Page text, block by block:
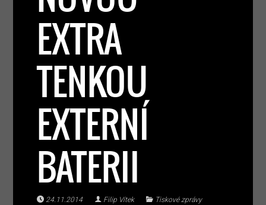
EXTRA
TENKOU
EXTERNÍ
BATERII
24.11.2014 Filip Vítek Tiskové zprávy